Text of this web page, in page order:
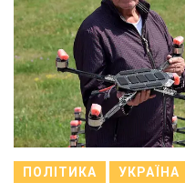
ПОЛІТИКА УКРАЇНА